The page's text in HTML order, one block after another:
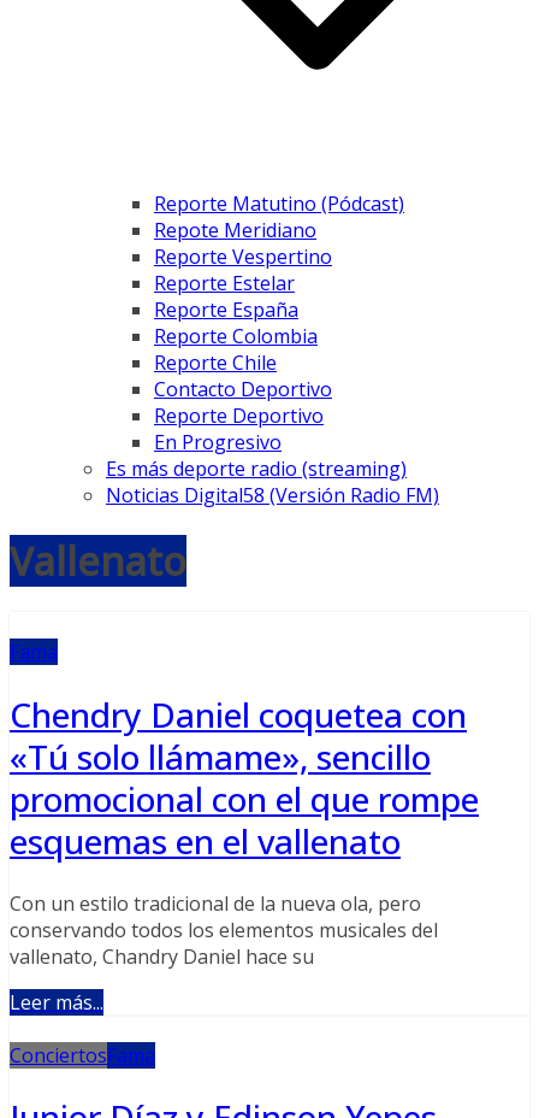
Reporte Matutino (Pódcast)
Repote Meridiano
Reporte Vespertino
Reporte Estelar
Reporte España
Reporte Colombia
Reporte Chile
Contacto Deportivo
Reporte Deportivo
En Progresivo
Es más deporte radio (streaming)
Noticias Digital58 (Versión Radio FM)
Vallenato
Fama
Chendry Daniel coquetea con
«Tú solo llámame», sencillo
promocional con el que rompe
esquemas en el vallenato
Con un estilo tradicional de la nueva ola, pero
conservando todos los elementos musicales del
vallenato, Chandry Daniel hace su
Leer más...
ConciertosFama